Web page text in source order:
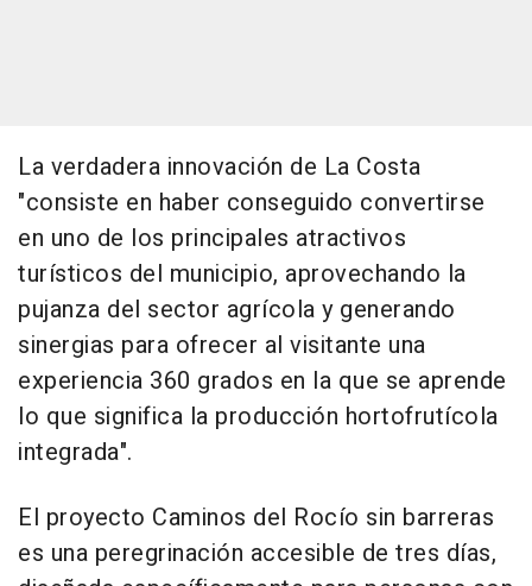
La verdadera innovación de La Costa
"consiste en haber conseguido convertirse
en uno de los principales atractivos
turísticos del municipio, aprovechando la
pujanza del sector agrícola y generando
sinergias para ofrecer al visitante una
experiencia 360 grados en la que se aprende
lo que significa la producción hortofrutícola
integrada".
El proyecto Caminos del Rocío sin barreras
es una peregrinación accesible de tres días,